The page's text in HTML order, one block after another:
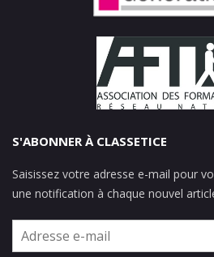
S'ABONNER À CLASSETICE
Saisissez votre adresse e-mail pour
une notification à chaque nouvel
Adresse
e-